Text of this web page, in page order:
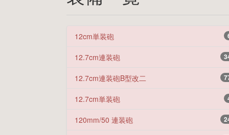
12cm単装砲
12.7cm連装砲
12.7cm連装砲B型改二
12.7cm単装砲
120mm/50 連装砲